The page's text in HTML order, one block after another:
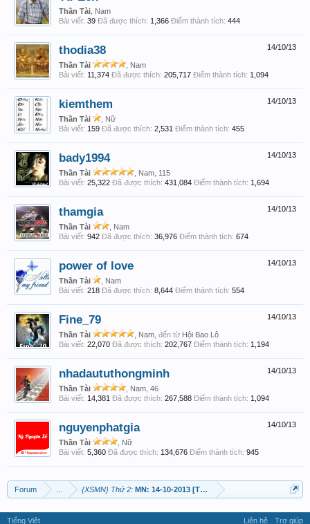
Thần Tài , Nam
Bài viết: 39 Đã được thích: 1,366 Điểm thành tích: 444
14/10/13
thodia38
Thần Tài
, Nam
Bài viết: 11,374 Đã được thích: 205,717 Điểm thành tích: 1,094
14/10/13
kiemthem
Thần Tài
, Nữ
Bài viết: 159 Đã được thích: 2,531 Điểm thành tích: 455
14/10/13
bady1994
Thần Tài
, Nam, 115
Bài viết: 25,322 Đã được thích: 431,084 Điểm thành tích: 1,694
14/10/13
thamgia
Thần Tài
, Nam
Bài viết: 942 Đã được thích: 36,976 Điểm thành tích: 674
14/10/13
power of love
Thần Tài
, Nam
Bài viết: 218 Đã được thích: 8,644 Điểm thành tích: 554
14/10/13
Fine_79
Thần Tài , Nam, đến từ Hội Bao Lô
Bài viết: 22,070 Đã được thích: 202,767 Điểm thành tích: 1,194
14/10/13
nhadaututhongminh
Thần Tài
, Nam, 46
Bài viết: 14,381 Đã được thích: 267,588 Điểm thành tích: 1,094
14/10/13
nguyenphatgia
Thần Tài
, Nữ
Bài viết: 5,360 Đã được thích: 134,676 Điểm thành tích: 945
Forum {XSMN} Thứ 2: MN: 14-10-2013 [TP-DT] Ngày đầu tuần may
Tiếng Việt Liên hệ Trợ giúp